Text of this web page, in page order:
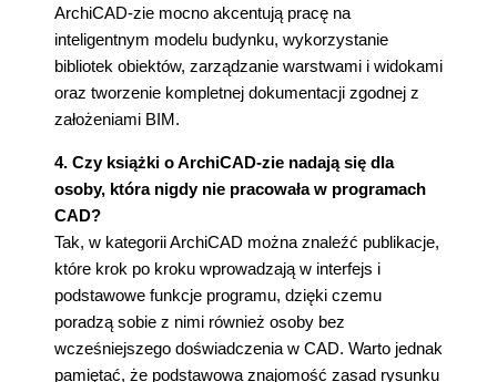
ArchiCAD-zie mocno akcentują pracę na
inteligentnym modelu budynku, wykorzystanie
bibliotek obiektów, zarządzanie warstwami i widokami
oraz tworzenie kompletnej dokumentacji zgodnej z
założeniami BIM.
4. Czy książki o ArchiCAD-zie nadają się dla
osoby, która nigdy nie pracowała w programach
CAD?
Tak, w kategorii ArchiCAD można znaleźć publikacje,
które krok po kroku wprowadzają w interfejs i
podstawowe funkcje programu, dzięki czemu
poradzą sobie z nimi również osoby bez
wcześniejszego doświadczenia w CAD. Warto jednak
pamiętać, że podstawowa znajomość zasad rysunku